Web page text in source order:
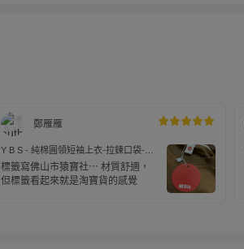
鄭雁雁
Y B S - 純棉圓領短袖上衣-拉鍊口袋-咖
色
標籤寫佛山市猿寶社⋯ 材質舒適，
但標籤看起來就是淘寶貨的感覺